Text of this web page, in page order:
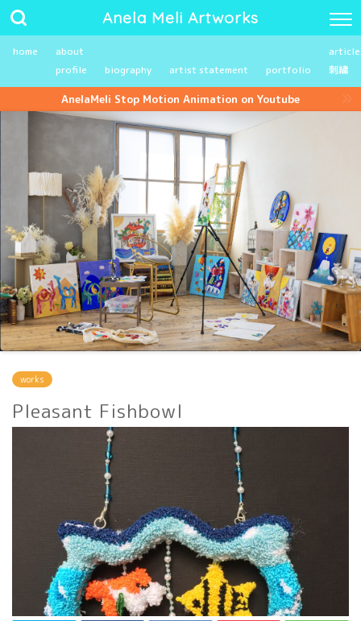
Anela Meli Artworks
home
about
profile
biography artist statement portfolio
刺繍
AnelaMeli Stop Motion Animation on Youtube
works
Pleasant Fishbowl